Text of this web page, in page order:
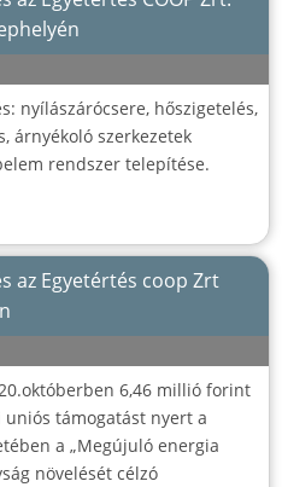
nyílászárócsere, hőszigetelés,
árnyékoló szerkezetek
rendszer telepítése.
az Egyetértés coop Zrt
6,46 millió forint
támogatást nyert a
a „Megújuló energia
növelését célzó